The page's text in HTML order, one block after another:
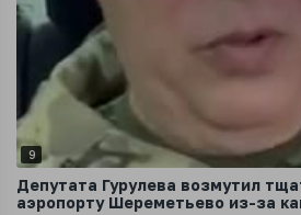
9
Депутата Гурулева возмутил
аэропорту Шереметьево из-за